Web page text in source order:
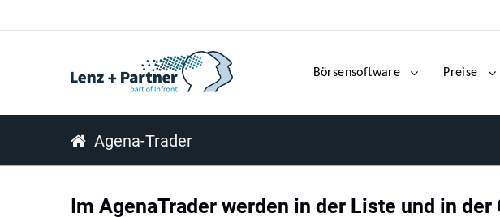
Börsensoftware Preise
Agena-Trader
Im AgenaTrader werden in der Liste und in